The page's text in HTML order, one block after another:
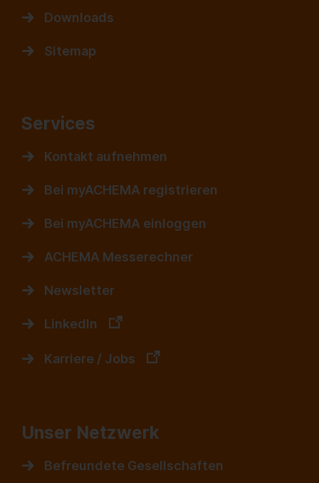
Downloads
Sitemap
Services
Kontakt aufnehmen
Bei myACHEMA registrieren
Bei myACHEMA einloggen
ACHEMA Messerechner
Newsletter
LinkedIn
Karriere / Jobs
Unser Netzwerk
Befreundete Gesellschaften